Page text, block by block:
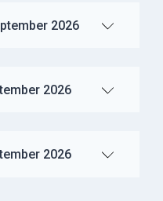
2026
2026
2026